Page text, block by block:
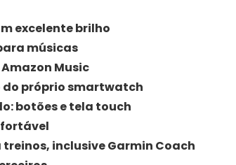
excelente brilho
músicas
Music
próprio smartwatch
botões e tela touch
inclusive Garmin Coach